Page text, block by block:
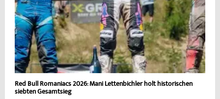
Red Bull Romaniacs 2026: Mani Lettenbichler holt historischen
siebten Gesamtsieg